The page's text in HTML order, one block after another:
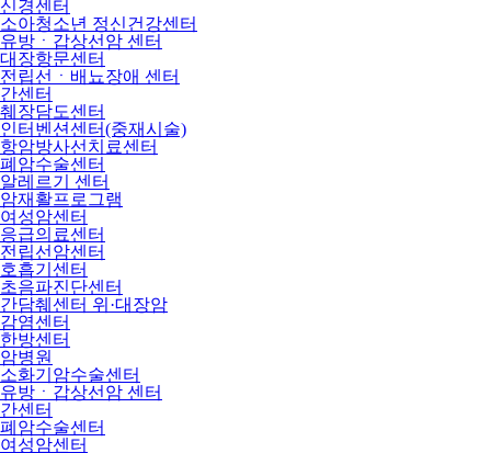
신경센터
소아청소년 정신건강센터
유방ㆍ갑상선암 센터
대장항문센터
전립선ㆍ배뇨장애 센터
간센터
췌장담도센터
인터벤션센터(중재시술)
항암방사선치료센터
폐암수술센터
알레르기 센터
암재활프로그램
여성암센터
응급의료센터
전립선암센터
호흡기센터
초음파진단센터
간담췌센터 위·대장암
감염센터
한방센터
암병원
소화기암수술센터
유방ㆍ갑상선암 센터
간센터
폐암수술센터
여성암센터